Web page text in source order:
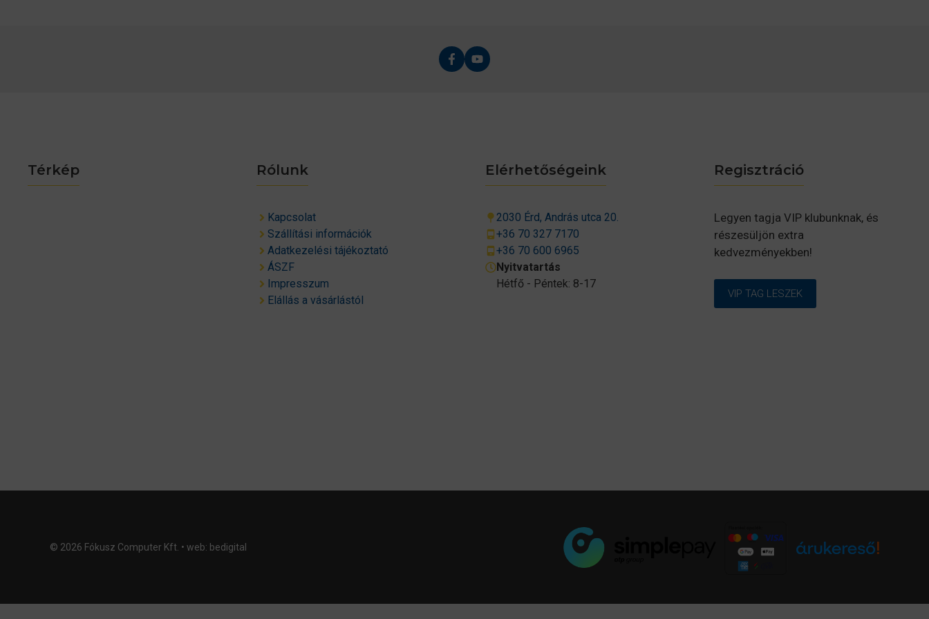
Térkép Rólunk
Kapcsolat
Szállítási információk
Adatkezelési tájékoztató
ÁSZF
Impresszum
Elállás a vásárlástól
Elérhetőségeink
2030 Érd, András utca 20.
+36 70 327 7170
+36 70 600 6965
Nyitvatartás
Hétfő - Péntek: 8-17
Regisztráció
Legyen tagja VIP klubunknak, és
részesüljön extra
kedvezményekben!
VIP TAG LESZEK
© 2026 Fókusz Computer Kft. • web: bedigital